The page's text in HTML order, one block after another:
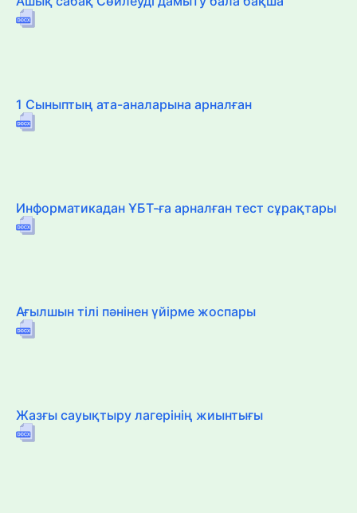
1 Сыныптың ата-аналарына арналған
Информатикадан ҰБТ-ға арналған тест сұрақтары
Ағылшын тілі пәнінен үйірме жоспары
Жазғы сауықтыру лагерінің жиынтығы